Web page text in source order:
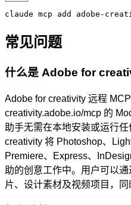
claude mcp add adobe-
常见问题
什么是 Adobe for
Adobe for creativity 远程
creativity.adobe.io/mcp 的
助手无需在本地安装或运行
creativity 将 Photoshop、
Premiere、Express、
助的创意工作中。用户可以
片、设计素材及视频项目，